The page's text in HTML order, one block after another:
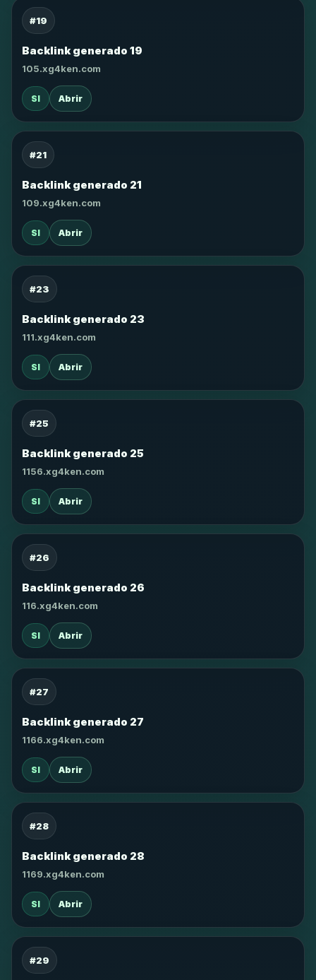
#19
Backlink generado 19
105.xg4ken.com
SI Abrir
#21
Backlink generado 21
109.xg4ken.com
SI Abrir
#23
Backlink generado 23
111.xg4ken.com
SI Abrir
#25
Backlink generado 25
1156.xg4ken.com
SI Abrir
#26
Backlink generado 26
116.xg4ken.com
SI Abrir
#27
Backlink generado 27
1166.xg4ken.com
SI Abrir
#28
Backlink generado 28
1169.xg4ken.com
SI Abrir
#29